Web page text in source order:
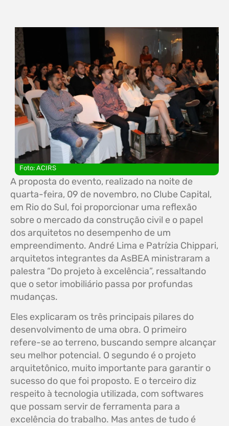
Foto: ACIRS
A proposta do evento, realizado na noite de
quarta-feira, 09 de novembro, no Clube Capital,
em Rio do Sul, foi proporcionar uma reflexão
sobre o mercado da construção civil e o papel
dos arquitetos no desempenho de um
empreendimento. André Lima e Patrízia Chippari,
arquitetos integrantes da AsBEA ministraram a
palestra “Do projeto à excelência”, ressaltando
que o setor imobiliário passa por profundas
mudanças.
Eles explicaram os três principais pilares do
desenvolvimento de uma obra. O primeiro
refere-se ao terreno, buscando sempre alcançar
seu melhor potencial. O segundo é o projeto
arquitetônico, muito importante para garantir o
sucesso do que foi proposto. E o terceiro diz
respeito à tecnologia utilizada, com softwares
que possam servir de ferramenta para a
excelência do trabalho. Mas antes de tudo é